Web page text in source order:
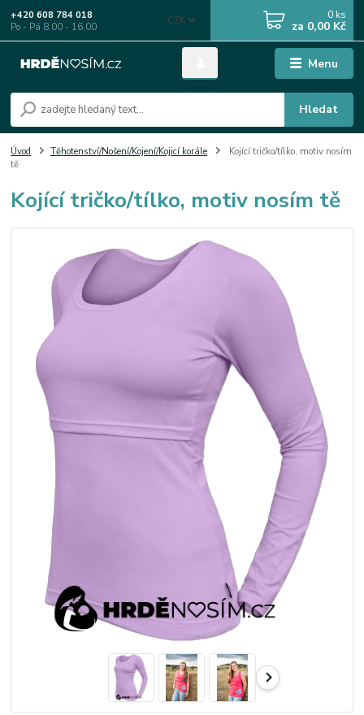
Menu
CZK
Hledat
+420 608 784 018
Po - Pá 8.00 - 16.00
0 ks
za 0,00 Kč
Úvod Těhotenství/Nošení/Kojení/Kojicí korále
Kojící tričko/tílko, motiv nosím
tě
Kojící tričko/tílko, motiv nosím tě